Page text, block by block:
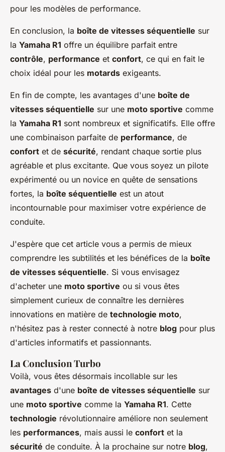
pour les modèles de performance.
En conclusion, la boîte de vitesses séquentielle sur
la Yamaha R1 offre un équilibre parfait entre
contrôle, performance et confort, ce qui en fait le
choix idéal pour les motards exigeants.
En fin de compte, les avantages d'une boîte de
vitesses séquentielle sur une moto sportive comme
la Yamaha R1 sont nombreux et significatifs. Elle offre
une combinaison parfaite de performance, de
confort et de sécurité, rendant chaque sortie plus
agréable et plus excitante. Que vous soyez un pilote
expérimenté ou un novice en quête de sensations
fortes, la boîte séquentielle est un atout
incontournable pour maximiser votre expérience de
conduite.
J'espère que cet article vous a permis de mieux
comprendre les subtilités et les bénéfices de la boîte
de vitesses séquentielle. Si vous envisagez
d'acheter une moto sportive ou si vous êtes
simplement curieux de connaître les dernières
innovations en matière de technologie moto,
n'hésitez pas à rester connecté à notre blog pour plus
d'articles informatifs et passionnants.
La Conclusion Turbo
Voilà, vous êtes désormais incollable sur les
avantages d'une boîte de vitesses séquentielle sur
une moto sportive comme la Yamaha R1. Cette
technologie révolutionnaire améliore non seulement
les performances, mais aussi le confort et la
sécurité de conduite. À la prochaine sur notre blog,